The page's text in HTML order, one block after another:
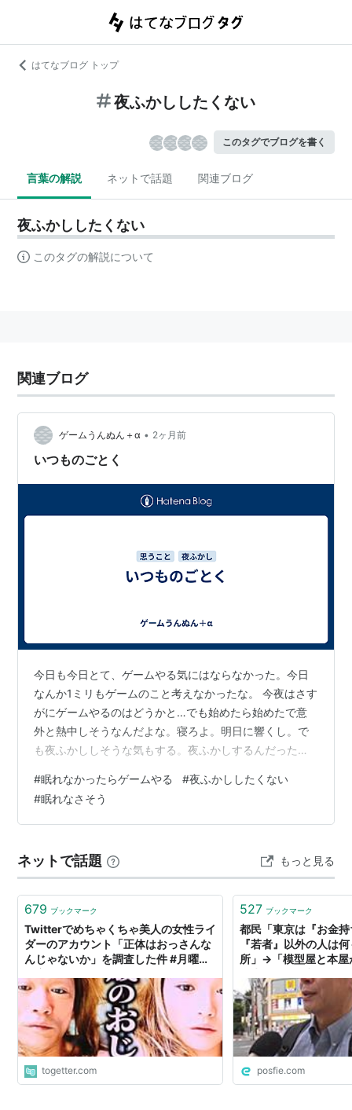
はてなブログ トップ
夜ふかししたくない
このタグでブログを書く
言葉の解説 ネットで話題 関連ブログ
夜ふかししたくない
このタグの解説について
関連ブログ
ゲームうんぬん＋α • 2ヶ月前
いつものごとく
今日も今日とて、ゲームやる気にはならなかった。今日
なんか1ミリもゲームのこと考えなかったな。 今夜はさす
がにゲームやるのはどうかと…でも始めたら始めたで意
外と熱中しそうなんだよな。寝ろよ。明日に響くし。で
も夜ふかししそうな気もする。夜ふかしするんだったら
か分からないな…眠れなかったらゲームやるっていう、
いつものスタンスでいきますか。
#眠れなかったらゲームやる #夜ふかししたくない
#眠れなさそう
ネットで話題 もっと見る
679 ブックマーク
Twitterでめちゃくちゃ美人の女性ライ
ダーのアカウント「正体はおっさんな
んじゃないか」を調査した件 #月曜か
togetter.com
527 ブックマーク
都民「東京は『お金
『若者』以外の人は
所」→「模型屋と本
ふかし
posfie.com